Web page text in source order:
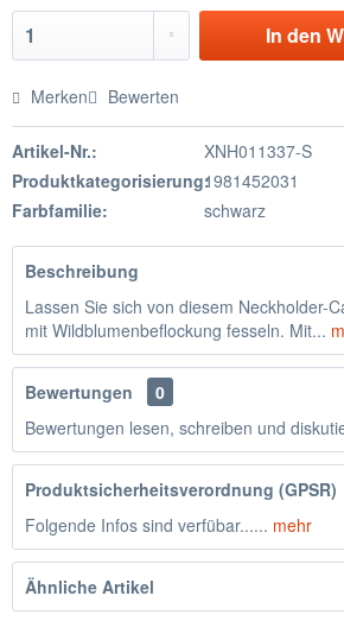
In den
Merken Bewerten
Artikel-Nr.:
XNH011337-S
Produktkategorisierung:1981452031
Farbfamilie:
schwarz
Beschreibung
Lassen Sie sich von diesem Neckholder-
mit Wildblumenbeflockung fesseln. Mit...
Bewertungen
0
Bewertungen lesen, schreiben und
Produktsicherheitsverordnung (GPSR)
Folgende Infos sind verfübar...... mehr
Ähnliche Artikel